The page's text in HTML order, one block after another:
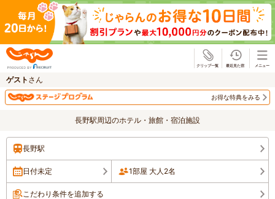
ゲスト さん
お得な特典をみる
長野駅周辺のホテル・旅館・宿泊施設
長野駅
日付未定 1部屋 大人2名
こだわり条件を追加する